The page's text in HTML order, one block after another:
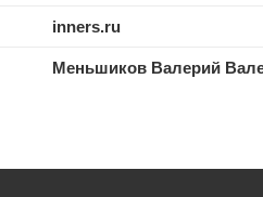
inners.ru
Меньшиков Валерий